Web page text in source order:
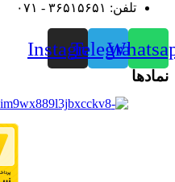
تلفن: ۳۶۵۱۵۶۵۱ - ۰۷۱
Telegram
Instagram
نمادها